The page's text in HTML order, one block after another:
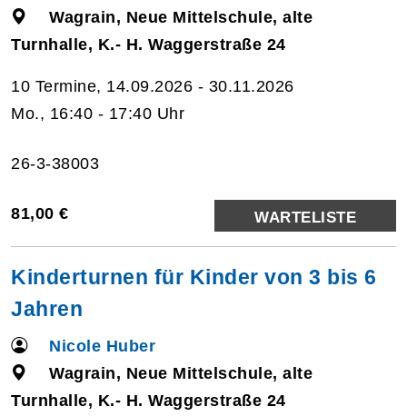
Wagrain, Neue Mittelschule, alte
Turnhalle, K.- H. Waggerstraße 24
10 Termine, 14.09.2026 - 30.11.2026
Mo., 16:40 - 17:40 Uhr
26-3-38003
81,00 € WARTELISTE
Kinderturnen für Kinder von 3 bis 6
Jahren
Nicole Huber
Wagrain, Neue Mittelschule, alte
Turnhalle, K.- H. Waggerstraße 24